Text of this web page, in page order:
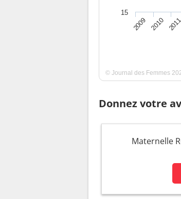
2009 2010 2011
15
© Journal des Femmes
Donnez votre
Maternelle